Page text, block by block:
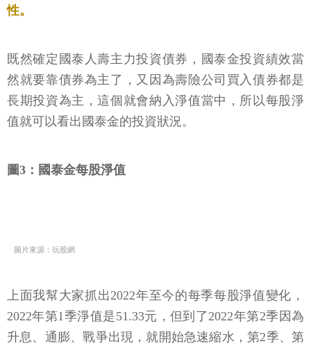
性。
既然確定國泰人壽主力投資債券，國泰金投資績效當
然就要靠債券為主了，又因為壽險公司買入債券都是
長期投資為主，這個就會納入淨值當中，所以每股淨
值就可以看出國泰金的投資狀況。
圖3：國泰金每股淨值
圖片來源：玩股網
上面我幫大家抓出2022年至今的每季每股淨值變化，
2022年第1季淨值是51.33元，但到了2022年第2季因為
升息、通膨、戰爭出現，就開始急速縮水，第2季、第